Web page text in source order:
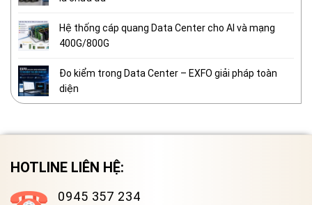
Hệ thống cáp quang Data Center cho AI và mạng
400G/800G
Đo kiểm trong Data Center – EXFO giải pháp toàn
diện
HOTLINE LIÊN HỆ:
0945 357 234